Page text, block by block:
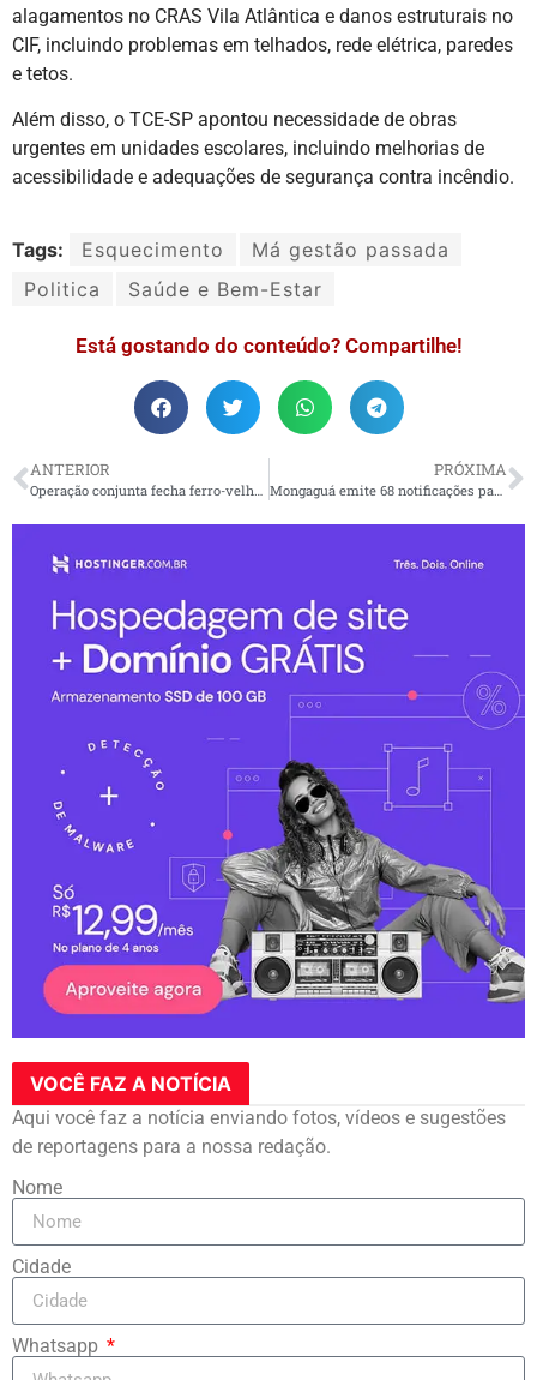
alagamentos no CRAS Vila Atlântica e danos estruturais no
CIF, incluindo problemas em telhados, rede elétrica, paredes
e tetos.
Além disso, o TCE-SP apontou necessidade de obras
urgentes em unidades escolares, incluindo melhorias de
acessibilidade e adequações de segurança contra incêndio.
Tags: Esquecimento
Má gestão passada
Politica
Saúde e Bem-Estar
Está gostando do conteúdo? Compartilhe!
ANTERIOR
Operação conjunta fecha ferro-velho irregular em Agenor de Campos por riscos ambientais e sanitários
PRÓXIMA
Mongaguá emite 68 notificações para combater fios soltos nas ruas
VOCÊ FAZ A NOTÍCIA
Aqui você faz a notícia enviando fotos, vídeos e sugestões
de reportagens para a nossa redação.
Nome
Cidade
Whatsapp